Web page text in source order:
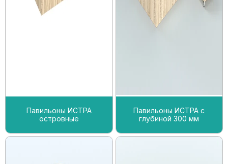
Павильоны ИСТРА
островные
Павильоны ИСТРА с
глубиной 300 мм